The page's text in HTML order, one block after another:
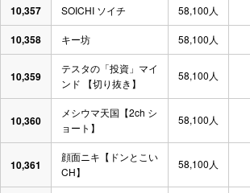
10,357 SOICHI ソイチ 58,100人
10,358 キー坊 58,100人
10,359
テスタの「投資」マイ
ンド 【切り抜き】
58,100人
10,360
メシウマ天国【2ch シ
ョート】
58,100人
10,361
顔面ニキ【ドンとこい
CH】
58,100人